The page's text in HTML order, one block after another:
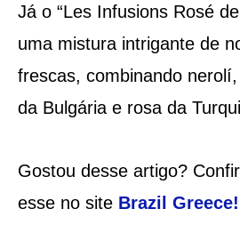
Já o “Les Infusions Rosé
uma mistura intrigante de
frescas, combinando
da Bulgária e rosa da
Gostou desse artigo?
esse no site Brazil Greece!